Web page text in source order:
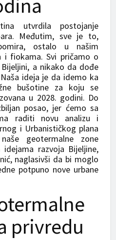
utvrdila postojanje
Međutim, sve je to,
ostalo u našim
i fiokama. Svi pričamo o
a nikako da dođe
ideja je da idemo ka
bušotine za koju se
u 2028. godini. Do
posao, jer ćemo sa
raditi novu analizu i
i Urbanističkog plana
geotermalne zone
razvoja Bijeljine,
naglasivši da bi moglo
potpuno nove urbane
privredu